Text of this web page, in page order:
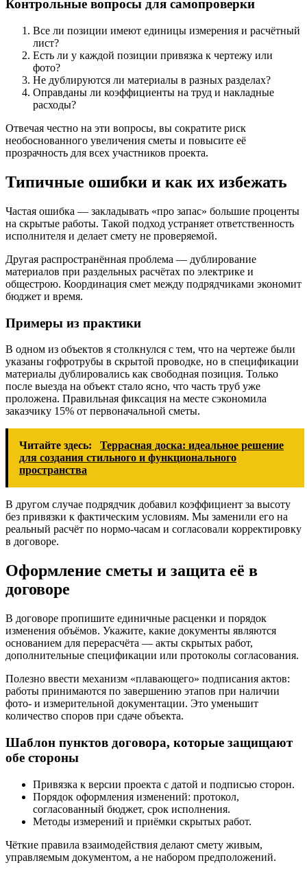
Контрольные вопросы для самопроверки
Все ли позиции имеют единицы измерения и расчётный
лист?
Есть ли у каждой позиции привязка к чертежу или
фото?
Не дублируются ли материалы в разных разделах?
Оправданы ли коэффициенты на труд и накладные
расходы?
Отвечая честно на эти вопросы, вы сократите риск
необоснованного увеличения сметы и повысите её
прозрачность для всех участников проекта.
Типичные ошибки и как их избежать
Частая ошибка — закладывать «про запас» большие проценты
на скрытые работы. Такой подход устраняет ответственность
исполнителя и делает смету не проверяемой.
Другая распространённая проблема — дублирование
материалов при раздельных расчётах по электрике и
общестрою. Координация смет между подрядчиками экономит
бюджет и время.
Примеры из практики
В одном из объектов я столкнулся с тем, что на чертеже были
указаны гофротрубы в скрытой проводке, но в спецификации
материалы дублировались как свободная позиция. Только
после выезда на объект стало ясно, что часть труб уже
проложена. Правильная фиксация на месте сэкономила
заказчику 15% от первоначальной сметы.
Читайте здесь:
Террасная доска: идеальное решение
для создания стильного и функционального
пространства
В другом случае подрядчик добавил коэффициент за высоту
без привязки к фактическим условиям. Мы заменили его на
реальный расчёт по нормо-часам и согласовали корректировку
в договоре.
Оформление сметы и защита её в
договоре
В договоре пропишите единичные расценки и порядок
изменения объёмов. Укажите, какие документы являются
основанием для перерасчёта — акты скрытых работ,
дополнительные спецификации или протоколы согласования.
Полезно ввести механизм «плавающего» подписания актов:
работы принимаются по завершению этапов при наличии
фото- и измерительной документации. Это уменьшит
количество споров при сдаче объекта.
Шаблон пунктов договора, которые защищают
обе стороны
Привязка к версии проекта с датой и подписью сторон.
Порядок оформления изменений: протокол,
согласованный бюджет, срок исполнения.
Методы измерений и приёмки скрытых работ.
Чёткие правила взаимодействия делают смету живым,
управляемым документом, а не набором предположений.